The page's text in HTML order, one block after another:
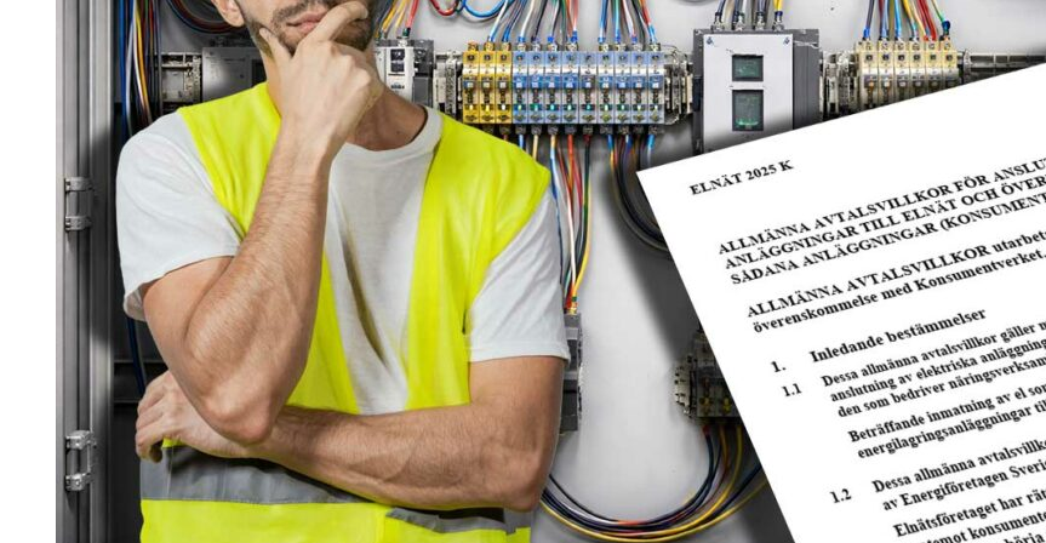
NYTT KOMPETENSBEVIS FÖR FASTIGHETSNÄT
BELYSNING VIA DATANÄTETligger alltså en bit framåt i tiden, men den som vill
säkra sin fastighet bör fortfarande satsa på ett robust och framtidssäkrat nät.
– Det gäller att ha kvalitet nog i sitt nät så att det går att köra belysning på det.
Så att när det väl är dags inte nätet behövs bytas ut. Utrustning som klarar det
här är byggt med hänsyn till ventilering och värmeutveckling och det har
andra switchar samt ändutrustning. Här blir det lite att du får vad du betalar
för och nätet blir aldrig bättre än den sämsta komponenten, säger Fredrik
Andreasson